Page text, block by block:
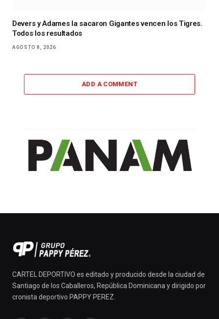
Devers y Adames la sacaron Gigantes vencen los Tigres.
Todos los resultados
AGOSTO 8, 2026
ADD A COMMENT
CARTEL DEPORTIVO es editado y producido desde la ciudad de
Santiago de los Caballeros, República Dominicana y dirigido por
cronista deportivo PAPPY PEREZ.